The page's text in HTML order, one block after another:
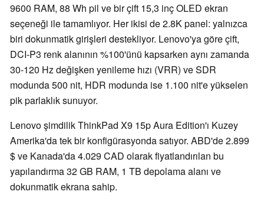
9600 RAM, 88 Wh pil ve bir çift 15,3 inç OLED ekran
seçeneği ile tamamlıyor. Her ikisi de 2.8K panel: yalnızca
biri dokunmatik girişleri destekliyor. Lenovo'ya göre çift,
DCI-P3 renk alanının %100'ünü kapsarken aynı zamanda
30-120 Hz değişken yenileme hızı (VRR) ve SDR
modunda 500 nit, HDR modunda ise 1.100 nit'e yükselen
pik parlaklık sunuyor.
Lenovo şimdilik ThinkPad X9 15p Aura Edition'ı Kuzey
Amerika'da tek bir konfigürasyonda satıyor. ABD'de 2.899
$ ve Kanada'da 4.029 CAD olarak fiyatlandırılan bu
yapılandırma 32 GB RAM, 1 TB depolama alanı ve
dokunmatik ekrana sahip.